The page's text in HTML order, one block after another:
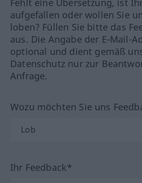
aufgefallen oder wollen Sie
loben? Füllen Sie bitte das
aus. Die Angabe der E-Mail-
optional und dient gemäß
Datenschutz nur zur
Anfrage.
Wozu möchten Sie uns
Ihr Feedback*